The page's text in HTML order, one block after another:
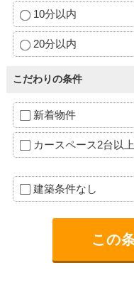
10分以内
20分以内
こだわりの条件
新着物件
カースペース2台以上
建築条件なし